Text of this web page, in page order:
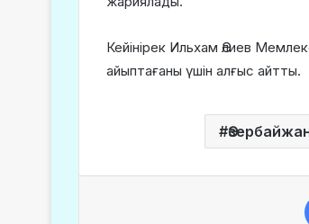
Кейінірек Ильхам Әлиев
айыптағаны үшін алғыс айтты.